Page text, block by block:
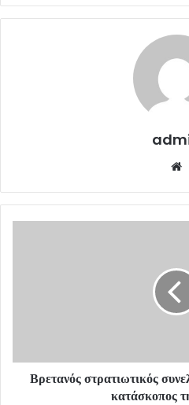
Βρετανός στρατιωτικός
κατάσκοπος